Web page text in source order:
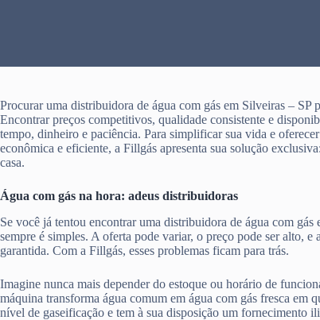
Procurar uma distribuidora de água com gás em Silveiras – SP
Encontrar preços competitivos, qualidade consistente e
tempo, dinheiro e paciência. Para simplificar sua vida e
econômica e eficiente, a Fillgás apresenta sua solução
casa.
Água com gás na hora: adeus distribuidoras
Se você já tentou encontrar uma distribuidora de água com gás
sempre é simples. A oferta pode variar, o preço pode ser alto, e
garantida. Com a Fillgás, esses problemas ficam para trás.
Imagine nunca mais depender do estoque ou horário de
máquina transforma água comum em água com gás fresca em
nível de gaseificação e tem à sua disposição um fornecimento